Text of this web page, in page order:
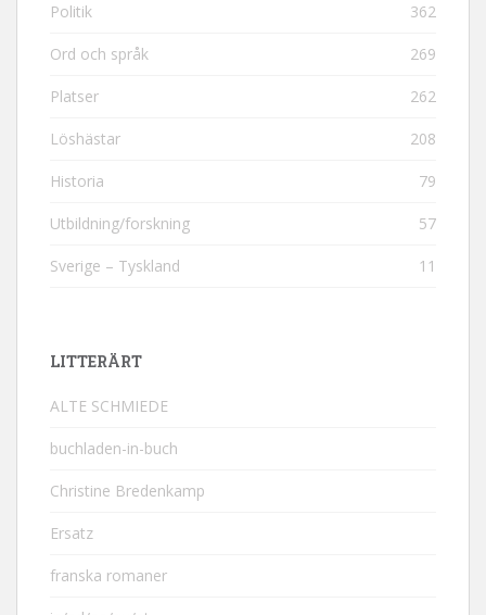
Politik 362
Ord och språk 269
Platser 262
Löshästar 208
Historia 79
Utbildning/forskning 57
Sverige – Tyskland 11
LITTERÄRT
ALTE SCHMIEDE
buchladen-in-buch
Christine Bredenkamp
Ersatz
franska romaner